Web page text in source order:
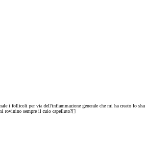
i follicoli per via dell'infiammazione generale che mi ha creato lo
rovinino sempre il cuio capelluto?[]